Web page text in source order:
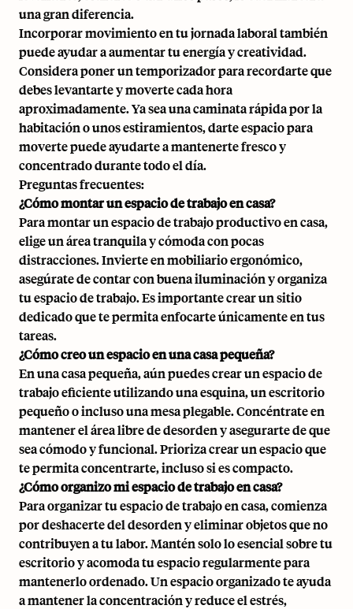
una gran diferencia.
Incorporar movimiento en tu jornada laboraltambién
puede ayudar a aumentar tu energía y creatividad.
Considera poner un temporizador para recordarte que
debes levantarte y moverte cada hora
aproximadamente. Ya sea una caminata rápida por la
habitación o unos estiramientos, darte espacio para
moverte puede ayudarte a mantenerte fresco y
concentrado durante todo el día.
Preguntas frecuentes:
¿Cómo montar un espacio de trabajo en casa?
Para montar un espacio de trabajo productivo en casa,
elige un área tranquila y cómoda con pocas
distracciones. Invierte en mobiliario ergonómico,
asegúrate de contar con buena iluminación y organiza
tu espacio de trabajo. Es importante crear un sitio
dedicado que te permita enfocarte únicamente en tus
tareas.
¿Cómo creo un espacio en una casa pequeña?
En una casa pequeña, aún puedes crear un espacio de
trabajo eficiente utilizando una esquina, un escritorio
pequeño o incluso una mesa plegable. Concéntrate en
mantener el área libre de desorden y asegurarte de que
sea cómodo y funcional. Prioriza crear un espacio que
te permita concentrarte, incluso si es compacto.
¿Cómo organizo mi espacio de trabajo en casa?
Para organizar tu espacio de trabajo en casa, comienza
por deshacerte del desorden y eliminar objetos que no
contribuyen a tu labor. Mantén solo lo esencial sobre tu
escritorio y acomoda tu espacio regularmente para
mantenerlo ordenado. Un espacio organizado te ayuda
a mantener la concentración y reduce el estrés,